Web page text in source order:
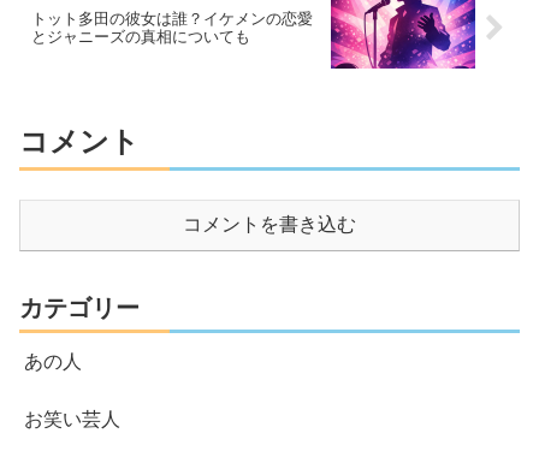
トット多田の彼女は誰？イケメンの恋愛
とジャニーズの真相についても
コメント
コメントを書き込む
カテゴリー
あの人
お笑い芸人